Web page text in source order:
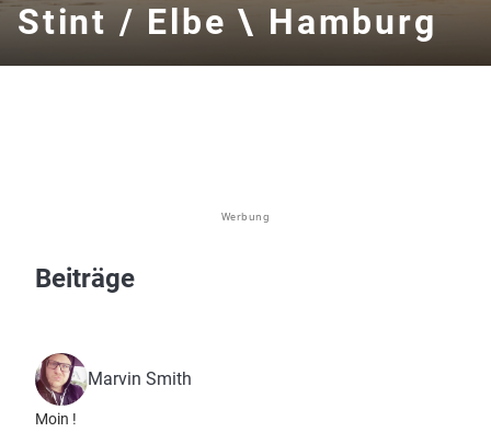
Stint / Elbe \ Hamburg
Werbung
Beiträge
Marvin Smith
Moin !